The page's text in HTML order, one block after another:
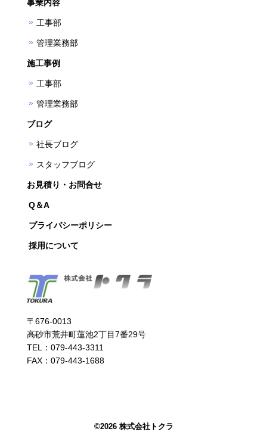
事業内容
工事部
管理業務部
施工事例
工事部
管理業務部
ブログ
社長ブログ
スタッフブログ
お見積り・お問合せ
Q＆A
プライバシーポリシー
採用について
〒676-0013
高砂市荒井町蓮池2丁目7番29号
TEL：079-443-3311
FAX：079-443-1688
©2026 株式会社トクラ